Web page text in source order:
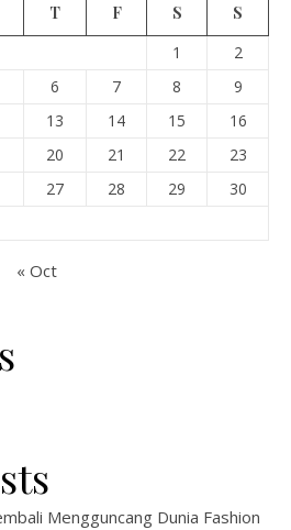
T F S
S
1
2
6 7 8
9
13 14 15
16
20 21 22
23
27 28 29
30
« Oct
Mengguncang Dunia Fashion